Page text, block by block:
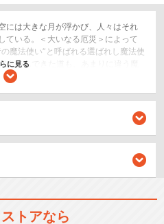
には大きな月が浮かび、人々はそれ
ている。＜大いなる厄災＞によって
魔法使い”と呼ばれる選ばれし魔法使
も歩んできた道も、あまりに違う魔
う因縁。結ぶか。それとも、解（ほ
舞台『魔法使いの約束』第1章
に見る
トアなら